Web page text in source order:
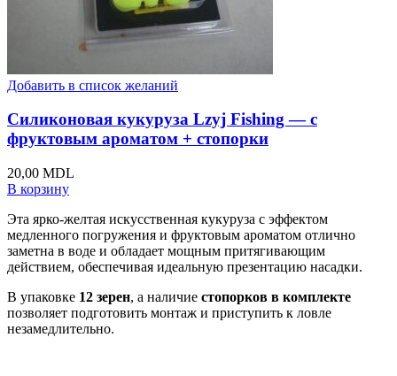
Добавить в список желаний
Силиконовая кукуруза Lzyj Fishing — с
фруктовым ароматом + стопорки
20,00 MDL
В корзину
Эта ярко-желтая искусственная кукуруза с эффектом
медленного погружения и фруктовым ароматом отлично
заметна в воде и обладает мощным притягивающим
действием, обеспечивая идеальную презентацию насадки.
В упаковке 12 зерен, а наличие стопорков в комплекте
позволяет подготовить монтаж и приступить к ловле
незамедлительно.